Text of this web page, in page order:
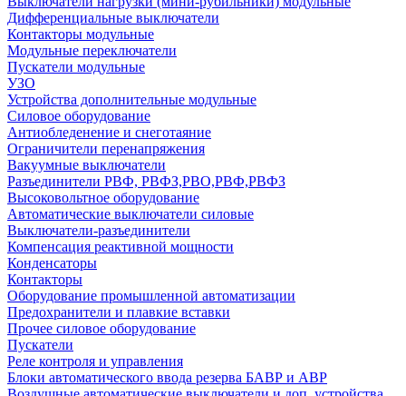
Дифференциальные выключатели
Контакторы модульные
Модульные переключатели
Пускатели модульные
УЗО
Устройства дополнительные модульные
Силовое оборудование
Антиобледенение и снеготаяние
Ограничители перенапряжения
Вакуумные выключатели
Разъединители РВФ, РВФЗ,РВО,РВФ,РВФЗ
Высоковольтное оборудование
Автоматические выключатели cиловые
Выключатели-разъединители
Компенсация реактивной мощности
Конденсаторы
Контакторы
Оборудование промышленной автоматизации
Предохранители и плавкие вставки
Прочее силовое оборудование
Пускатели
Реле контроля и управления
Блоки автоматического ввода резерва БАВР и АВР